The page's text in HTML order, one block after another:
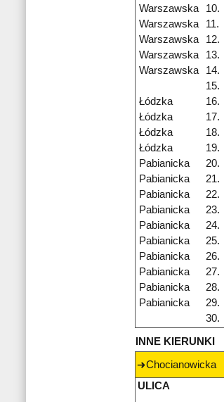
Warszawska
10.
Warszawska
11.
Warszawska
12.
Warszawska
13.
Warszawska
14.
15.
Łódzka
16.
Łódzka
17.
Łódzka
18.
Łódzka
19.
Pabianicka
20.
Pabianicka
21.
Pabianicka
22.
Pabianicka
23.
Pabianicka
24.
Pabianicka
25.
Pabianicka
26.
Pabianicka
27.
Pabianicka
28.
Pabianicka
29.
30.
INNE KIERUNKI
Chocianowicka
ULICA